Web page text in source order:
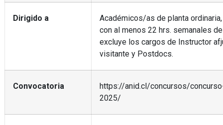
Dirigido a
Académicos/as de planta
con al menos 22 hrs. semanales
excluye los cargos de Instructor
visitante y Postdocs.
Convocatoria
https://anid.cl/concursos/
2025/